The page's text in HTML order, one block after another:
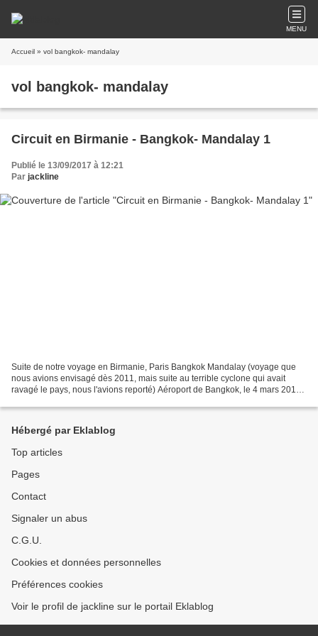
MENU
Accueil » vol bangkok- mandalay
vol bangkok- mandalay
Circuit en Birmanie - Bangkok- Mandalay 1
Publié le 13/09/2017 à 12:21
Par jackline
Suite de notre voyage en Birmanie, Paris Bangkok Mandalay (voyage que
nous avions envisagé dès 2011, mais suite au terrible cyclone qui avait
ravagé le pays, nous l'avions reporté) Aéroport de Bangkok, le 4 mars 2014,
Hébergé par Eklablog
Top articles
Pages
Contact
Signaler un abus
C.G.U.
Cookies et données personnelles
Préférences cookies
Voir le profil de jackline sur le portail Eklablog